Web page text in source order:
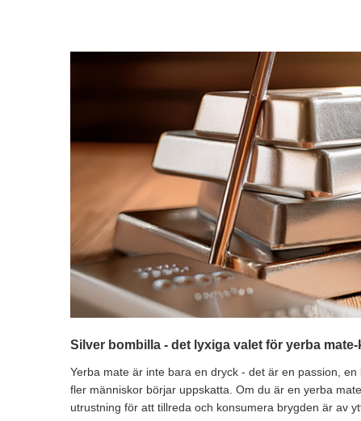
Silver bombilla - det lyxiga valet för yerba
Yerba mate är inte bara en dryck - det är en passion,
fler människor börjar uppskatta. Om du är en yerba
utrustning för att tillreda och konsumera brygden är av